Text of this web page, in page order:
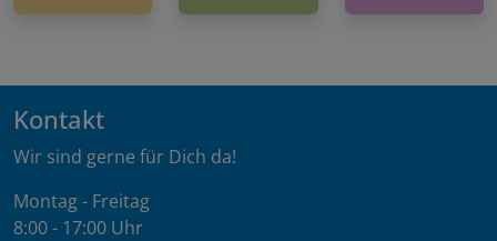
Kontakt
Wir sind gerne für Dich da!
Montag - Freitag
8:00 - 17:00 Uhr